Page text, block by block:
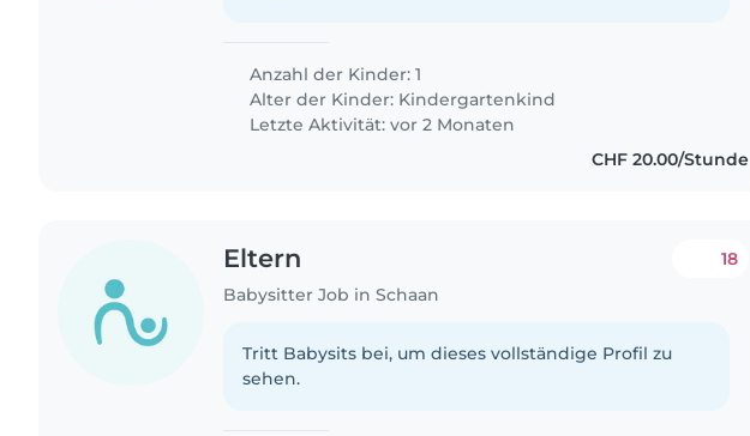
Anzahl der Kinder: 1
Alter der Kinder: Kindergartenkind
Letzte Aktivität: vor 2 Monaten
CHF 20.00/Stunde
Eltern
Babysitter Job in Schaan
18
Tritt Babysits bei, um dieses vollständige Profil zu
sehen.